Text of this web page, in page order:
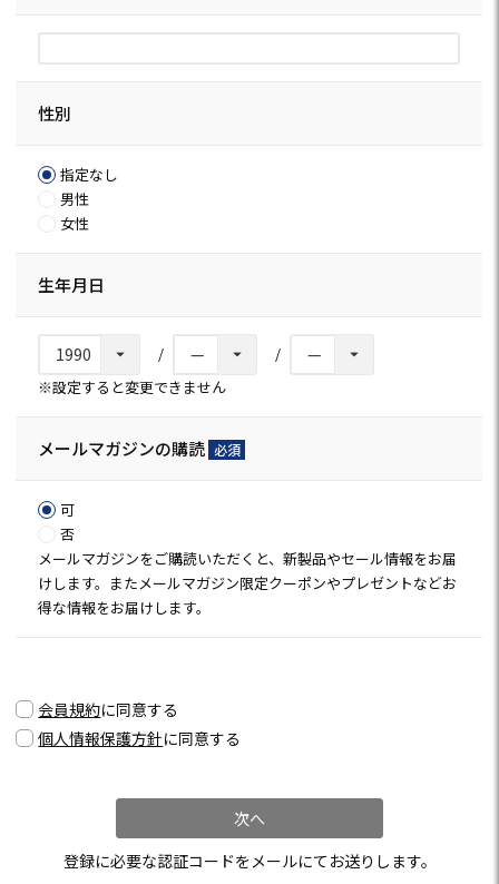
性別
指定なし
男性
女性
生年月日
※設定すると変更できません
メールマガジンの購読
可
否
メールマガジンをご購読いただくと、新製品やセール情報をお届
けします。またメールマガジン限定クーポンやプレゼントなどお
得な情報をお届けします。
会員規約に同意する
個人情報保護方針に同意する
次へ
登録に必要な認証コードをメールにてお送りします。